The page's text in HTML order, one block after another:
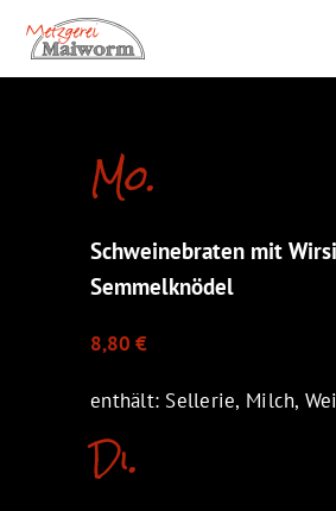
Inhalt
springen
Lieferung & Catering
Metzgerei
Mo.
Schweinebraten mit
Semmelknödel
8,80 €
enthält: Sellerie, Milch,
Di.